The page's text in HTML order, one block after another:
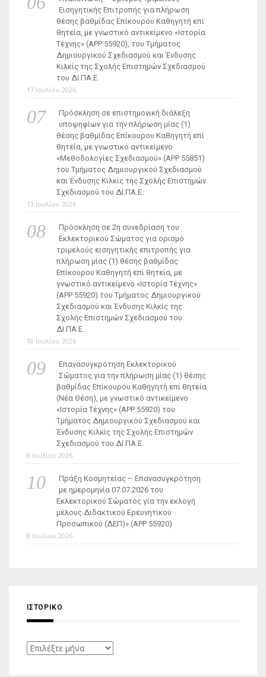
Εισηγητικής Επιτροπής για πλήρωση
θέσης βαθμίδας Επίκουρου Καθηγητή επί
θητεία, με γνωστικό αντικείμενο «Ιστορία
Τέχνης» (ΑΡΡ 55920), του Τμήματος
Δημιουργικού Σχεδιασμού και Ένδυσης
Κιλκίς της Σχολής Επιστημών Σχεδιασμού
του ΔΙ.ΠΑ.Ε.
17 Ιουλίου 2026
Πρόσκληση σε επιστημονική διάλεξη
υποψηφίων για την πλήρωση μίας (1)
θέσης βαθμίδας Επίκουρου Καθηγητή επί
θητεία, με γνωστικό αντικείμενο
«Μεθοδολογίες Σχεδιασμού» (ΑΡΡ 55851)
του Τμήματος Δημιουργικού Σχεδιασμού
και Ένδυσης Κιλκίς της Σχολής Επιστημών
Σχεδιασμού του ΔΙ.ΠΑ.Ε.
13 Ιουλίου 2026
Πρόσκληση σε 2η συνεδρίαση του
Εκλεκτορικού Σώματος για ορισμό
τριμελούς εισηγητικής επιτροπής για
πλήρωση μίας (1) θέσης βαθμίδας
Επίκουρου Καθηγητή επί θητεία, με
γνωστικό αντικείμενο «Ιστορία Τέχνης»
(ΑΡΡ 55920) του Τμήματος Δημιουργικού
Σχεδιασμού και Ένδυσης Κιλκίς της
Σχολής Επιστημών Σχεδιασμού του
ΔΙ.ΠΑ.Ε.
10 Ιουλίου 2026
Επανασυγκρότηση Εκλεκτορικού
Σώματος για την πλήρωση μίας (1) θέσης
βαθμίδας Επίκουρου Καθηγητή επί θητεία
(Νέα Θέση), με γνωστικό αντικείμενο
«Ιστορία Τέχνης» (ΑΡΡ 55920) του
Τμήματος Δημιουργικού Σχεδιασμού και
Ένδυσης Κιλκίς της Σχολής Επιστημών
Σχεδιασμού του ΔΙ.ΠΑ.Ε.
8 Ιουλίου 2026
Πράξη Κοσμητείας – Επανασυγκρότηση
με ημερομηνία 07.07.2026 του
Εκλεκτορικού Σώματος για την εκλογή
μέλους Διδακτικού Ερευνητικού
Προσωπικού (ΔΕΠ)» (APP 55920)
8 Ιουλίου 2026
ΙΣΤΟΡΙΚΌ
Ιστορικό